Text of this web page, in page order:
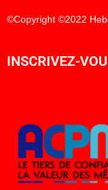
©Copyright ©2022
INSCRIVEZ-